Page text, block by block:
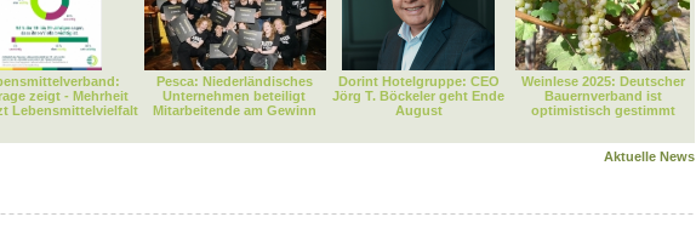
zeigt - Mehrheit
Lebensmittelvielfalt
Pesca: Niederländisches
Unternehmen beteiligt
Mitarbeitende am Gewinn
Dorint Hotelgruppe: CEO
Jörg T. Böckeler geht Ende
August
Weinlese 2025: Deutscher
Bauernverband ist
optimistisch gestimmt
Aktuelle News